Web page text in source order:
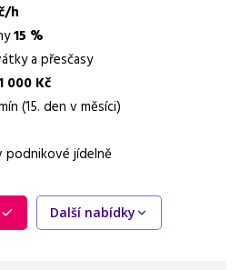
(zastávka přímo u firmy)
h
15 %
a přesčasy
000 Kč
(15. den v měsíci)
jídelně
Další nabídky